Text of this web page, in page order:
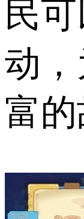
民
动
富的